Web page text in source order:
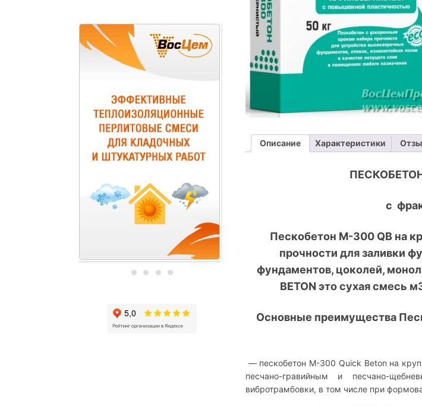
Описание Характеристики
с
Пескобетон М-300 QB на
прочности для заливки
фундаментов, цоколей,
BETON это сухая смесь
Основные преимущества
— пескобетон М-300 Quick Beton на
песчано-гравийным и песчано-
вибротрамбовки, в том числе при